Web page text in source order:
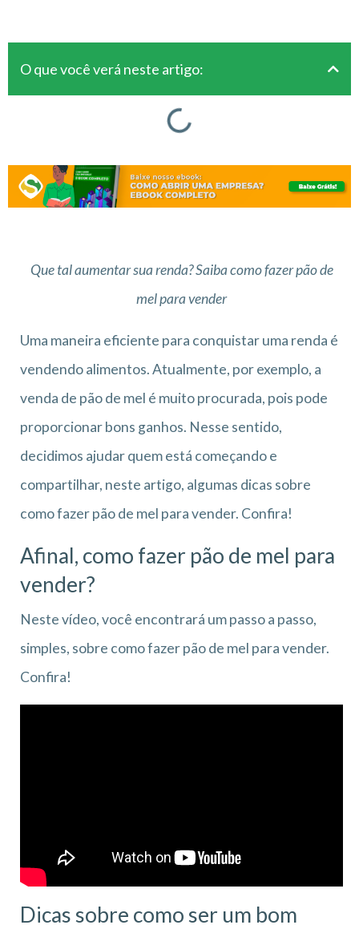
O que você verá neste artigo:
Que tal aumentar sua renda? Saiba como fazer pão de
mel para vender
Uma maneira eficiente para conquistar uma renda é
vendendo alimentos. Atualmente, por exemplo, a
venda de pão de mel é muito procurada, pois pode
proporcionar bons ganhos. Nesse sentido,
decidimos ajudar quem está começando e
compartilhar, neste artigo, algumas dicas sobre
como fazer pão de mel para vender. Confira!
Afinal, como fazer pão de mel para
vender?
Neste vídeo, você encontrará um passo a passo,
simples, sobre como fazer pão de mel para vender.
Confira!
Dicas sobre como ser um bom